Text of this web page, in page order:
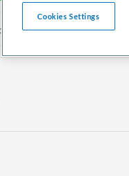
Cookies Settings